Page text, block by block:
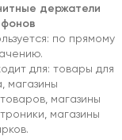
держатели
по прямому
для: товары для
магазины
магазины
магазины